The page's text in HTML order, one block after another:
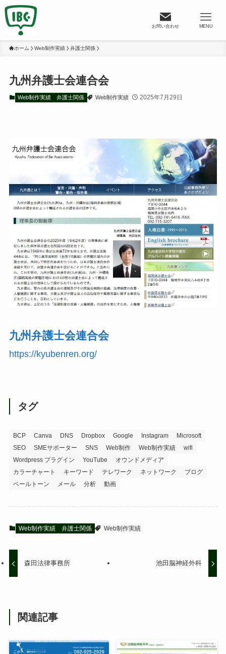
お問い合わせ MENU
ホーム Web制作実績 弁護士関係
九州弁護士会連合会
Web制作実績 弁護士関係 Web制作実績 2025年7月29日
九州弁護士会連合会
https://kyubenren.org/
タグ
BCP Canva DNS Dropbox Google Instagram
Microsoft
SEO
SMEサポーター SNS Web制作 Web制作実績
wifi
Wordpress プラグイン
YouTube
オウンドメディア
カラーチャート
キーワード テレワーク ネットワーク
ブログ
ペールトーン
メール 分析 動画
Web制作実績 弁護士関係 Web制作実績
森田法律事務所 池田脳神経外科
関連記事